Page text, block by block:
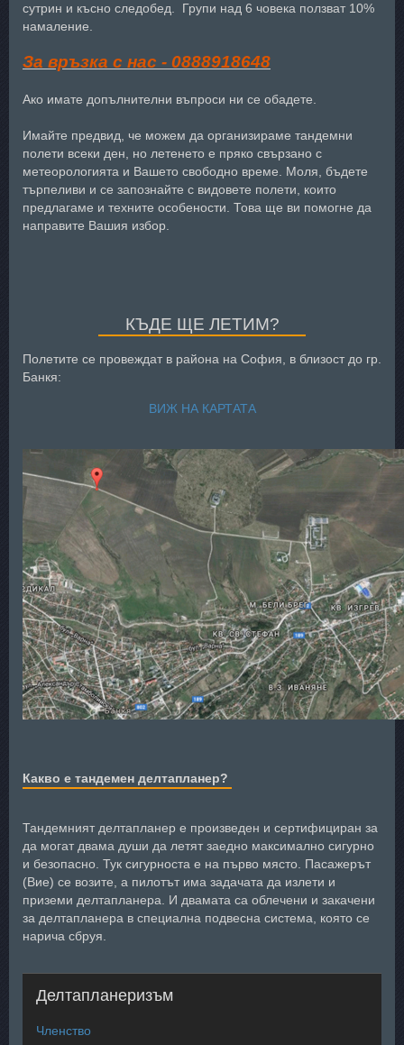
сутрин и късно следобед. Групи над 6 човека ползват 10%
намаление.
За връзка с нас - 0888918648
Ако имате допълнителни въпроси ни се обадете.
Имайте предвид, че можем да организираме тандемни
полети всеки ден, но летенето е пряко свързано с
метеорологията и Вашето свободно време. Моля, бъдете
търпеливи и се запознайте с видовете полети, които
предлагаме и техните особености. Това ще ви помогне да
направите Вашия избор.
КЪДЕ ЩЕ ЛЕТИМ?
Полетите се провеждат в района на София, в близост до гр.
Банкя:
ВИЖ НА КАРТАТА
Какво е тандемен делтапланер?
Тандемният делтапланер е произведен и сертифициран за
да могат двама души да летят заедно максимално сигурно
и безопасно. Тук сигурноста е на първо място. Пасажерът
(Вие) се возите, а пилотът има задачата да излети и
приземи делтапланера. И двамата са облечени и закачени
за делтапланера в специална подвесна система, която се
нарича сбруя.
Делтапланеризъм
Членство